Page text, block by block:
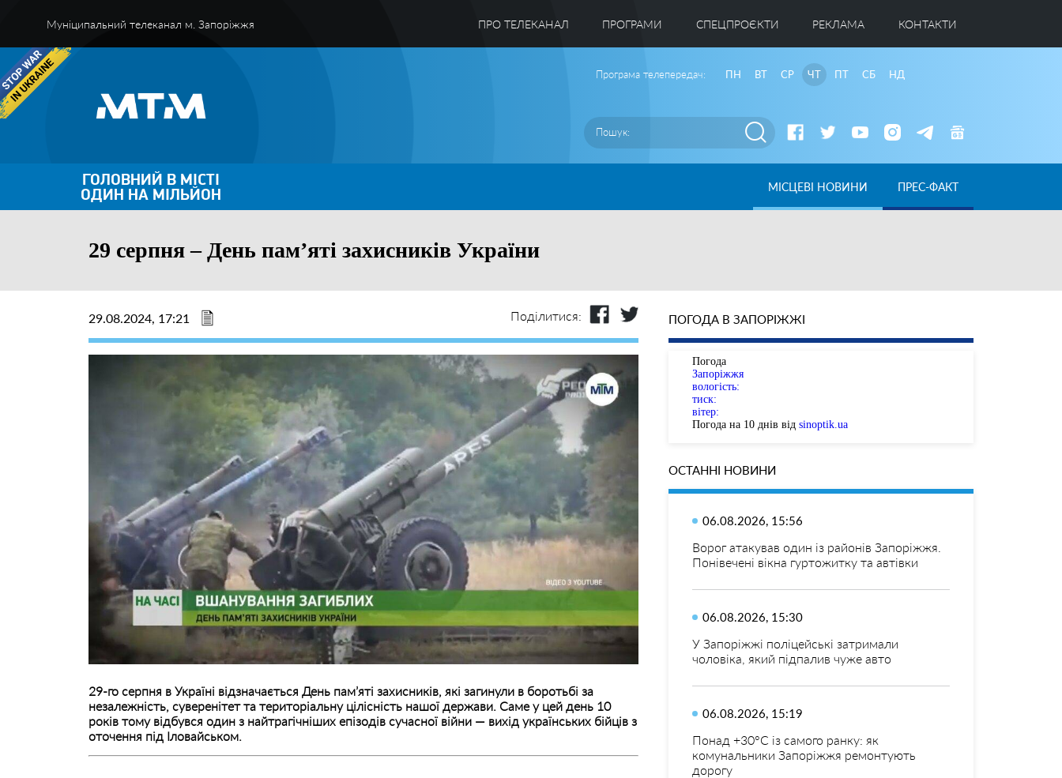
Муніципальний телеканал м. Запоріжжя ПРО ТЕЛЕКАНАЛ ПРОГРАМИ CПЕЦПРОЄКТИ РЕКЛАМА КОНТАКТИ
Програма телепередач: ПН ВТ СР ЧТ ПТ СБ НД
ГОЛОВНИЙ В МІСТІ
ОДИН НА МІЛЬЙОН МІСЦЕВІ НОВИНИ ПРЕС-ФАКТ
29 серпня – День пам’яті захисників України
29.08.2024, 17:21 Поділитися:
29-го серпня в Україні відзначається День пам’яті захисників, які загинули в боротьбі за
незалежність, суверенітет та територіальну цілісність нашої держави. Саме у цей день 10
років тому відбувся один з найтрагічніших епізодів сучасної війни — вихід українських бійців з
оточення під Іловайськом.
ПОГОДА В ЗАПОРІЖЖІ
Погода
Запоріжжя
вологість:
тиск:
вітер:
Погода на 10 днів від sinoptik.ua
ОСТАННІ НОВИНИ
06.08.2026, 15:56
Ворог атакував один із районів Запоріжжя.
Понівечені вікна гуртожитку та автівки
06.08.2026, 15:30
У Запоріжжі поліцейські затримали
чоловіка, який підпалив чуже авто
06.08.2026, 15:19
Понад +30°C із самого ранку: як
комунальники Запоріжжя ремонтують
дорогу